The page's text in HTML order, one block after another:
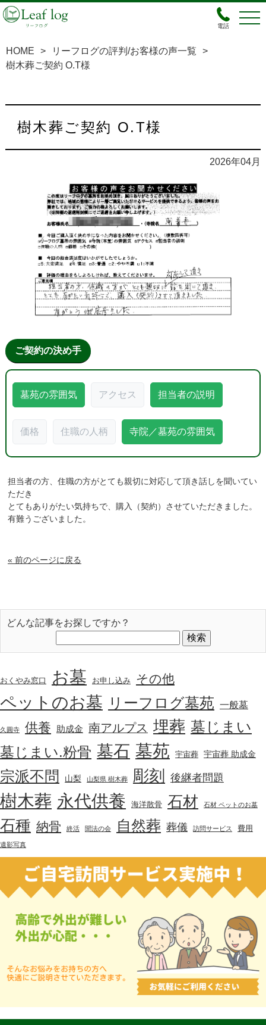
電話
HOME > リーフログの評判/お客様の声一覧
>
樹木葬ご契約 O.T様
樹木葬ご契約 O.T様
2026年04月
ご契約の決め手
墓苑の雰囲気 アクセス 担当者の説明
価格 住職の人柄 寺院／墓苑の雰囲気
担当者の方、住職の方がとても親切に対応して頂き話しを聞いてい
ただき
とてもありがたい気持ちで、購入（契約）させていただきました。
有難うございました。
« 前のページに戻る
どんな記事をお探しですか？
おくやみ窓口 お墓 お申し込み その他
ペットのお墓 リーフログ墓苑 一般墓
久圓寺 供養 助成金 南アルプス 埋葬 墓じまい
墓じまい.粉骨 墓石 墓苑 宇宙葬 宇宙葬 助成金
宗派不問 山梨 山梨県 樹木葬 彫刻 後継者問題
樹木葬 永代供養 海洋散骨 石材 石材 ペットのお墓
石種 納骨 終活 聞法の会 自然葬 葬儀 訪問サービス 費用
遺影写真